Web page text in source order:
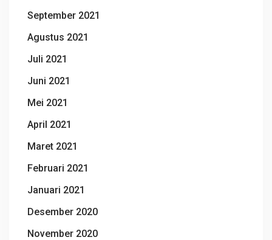
September 2021
Agustus 2021
Juli 2021
Juni 2021
Mei 2021
April 2021
Maret 2021
Februari 2021
Januari 2021
Desember 2020
November 2020